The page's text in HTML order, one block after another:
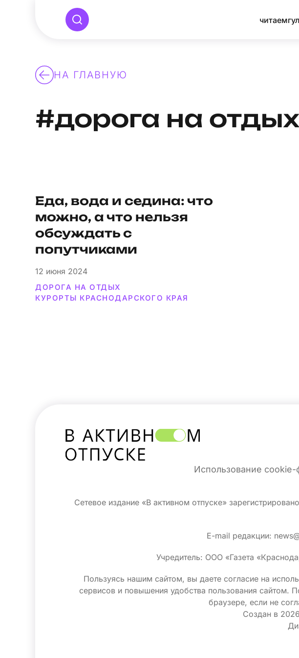
читаем
НА ГЛАВНУЮ
#дорога на отдых
Еда, вода и седина: что
можно, а что нельзя
обсуждать с
попутчиками
12 июня 2024
ДОРОГА НА ОТДЫХ
КУРОРТЫ КРАСНОДАРСКОГО КРАЯ
Использование cookie-
Сетевое издание «В активном отпуске»
E-mail редакции:
Учредитель: ООО «Газета
Пользуясь нашим сайтом, вы даете согласие на
сервисов и повышения удобства пользования сайтом.
браузере, если не
Создан в